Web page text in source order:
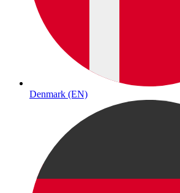
Denmark (EN)